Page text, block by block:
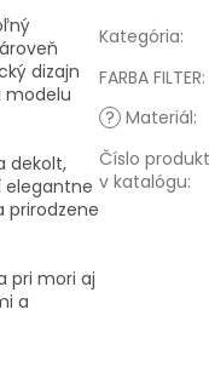
dizajn
modelu
dekolt,
elegantne
prirodzene
pri mori aj
a
Kategória:
FARBA FILTER:
? Materiál:
Číslo
v katalógu: